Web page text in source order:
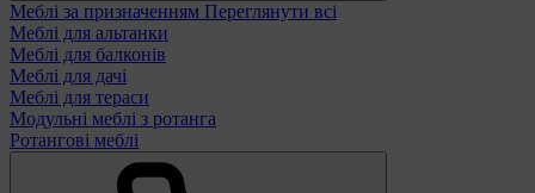
Меблі за призначенням Переглянути всі
Меблі для альтанки
Меблі для балконів
Меблі для дачі
Меблі для тераси
Модульні меблі з ротанга
Ротангові меблі